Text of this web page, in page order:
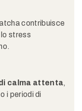
contribuisce
stress
calma attenta,
i periodi di